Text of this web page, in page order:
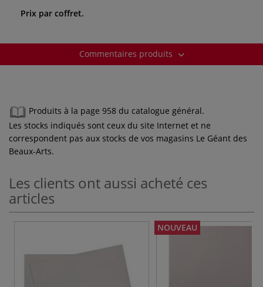
Prix par coffret.
Commentaires produits
Produits à la page 958 du catalogue général.
Les stocks indiqués sont ceux du site Internet et ne
correspondent pas aux stocks de vos magasins Le Géant des
Beaux-Arts.
Les clients ont aussi acheté ces
articles
NOUVEAU